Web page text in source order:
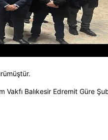
Vakfı Balıkesir Edremit Güre